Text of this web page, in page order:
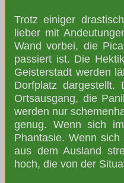
Trotz einiger
lieber mit
Wand vorbei, die
passiert ist. Die
Geisterstadt werden
Dorfplatz dargestellt.
Ortsausgang, die
werden nur
genug. Wenn sich
Phantasie. Wenn
aus dem Ausland
hoch, die von der